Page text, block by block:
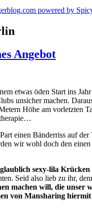
Angebot
etwas öden Start ins
unsicher machen.
Höhe am vorletzten
einen Bänderriss auf
wir wohl doch den
sexy-lila
Seid also lieb zu ihr,
machen will, die unser
von Mansharing